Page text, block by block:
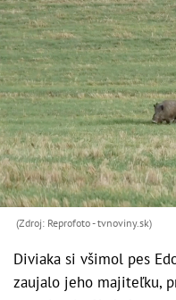
(Zdroj: Reprofoto - tvnoviny.sk)
Diviaka si všimol pes
zaujalo jeho majiteľku,